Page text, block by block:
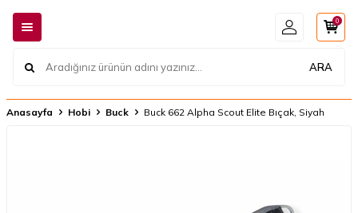
ARA
0
Anasayfa Hobi Buck Buck 662 Alpha Scout Elite Bıçak, Siyah